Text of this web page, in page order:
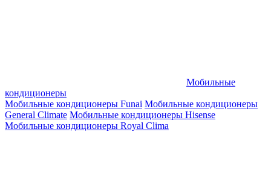
Мобильные
кондиционеры
Мобильные кондиционеры Funai Мобильные кондиционеры
General Climate Мобильные кондиционеры Hisense
Мобильные кондиционеры Royal Clima